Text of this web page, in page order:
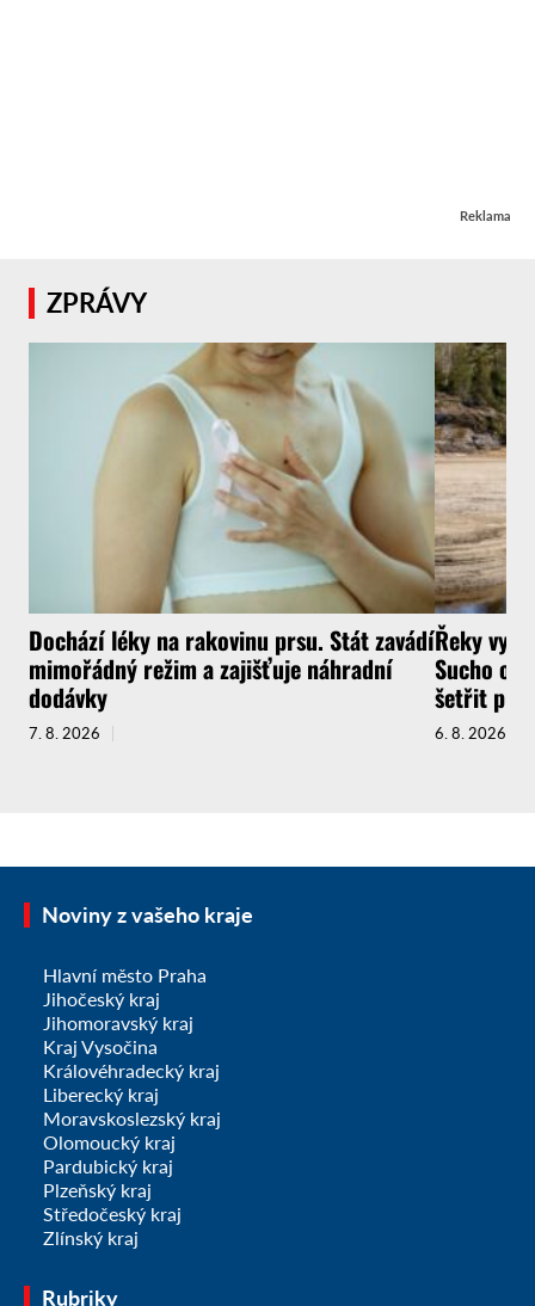
Reklama
ZPRÁVY
Dochází léky na rakovinu prsu. Stát zavádí
mimořádný režim a zajišťuje náhradní
dodávky
7. 8. 2026
Řeky
Sucho
šetřit
6. 8. 2026
Noviny z vašeho kraje
Hlavní město Praha
Jihočeský kraj
Jihomoravský kraj
Kraj Vysočina
Královéhradecký kraj
Liberecký kraj
Moravskoslezský kraj
Olomoucký kraj
Pardubický kraj
Plzeňský kraj
Středočeský kraj
Zlínský kraj
Rubriky